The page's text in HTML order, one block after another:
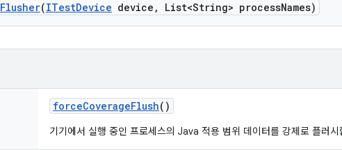
Flusher(ITestDevice device , List<String> processNames)
forceCoverageFlush()
기기에서 실행 중인 프로세스의 Java 적용 범위 데이터를 강제로 플러시